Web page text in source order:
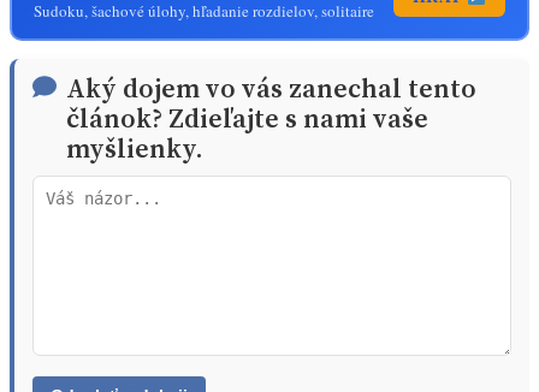
Sudoku, šachové úlohy, hľadanie rozdielov, solitaire
Aký dojem vo vás zanechal tento
článok? Zdieľajte s nami vaše
myšlienky.